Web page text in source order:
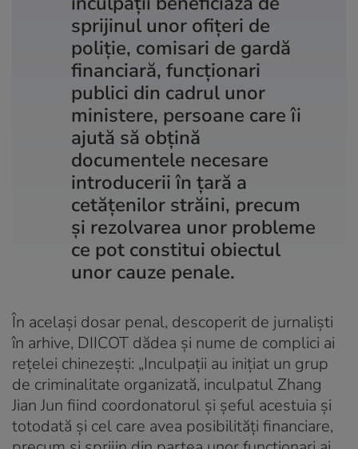
sprijinul unor ofițeri de
poliție, comisari de gardă
financiară, funcționari
publici din cadrul unor
ministere, persoane care îi
ajută să obțină
documentele necesare
introducerii în țară a
cetățenilor străini, precum
și rezolvarea unor probleme
ce pot constitui obiectul
unor cauze penale.
În același dosar penal, descoperit de jurnaliști
în arhive, DIICOT dădea și nume de complici ai
rețelei chinezești: „Inculpații au inițiat un grup
de criminalitate organizată, inculpatul Zhang
Jian Jun fiind coordonatorul și șeful acestuia și
totodată și cel care avea posibilități financiare,